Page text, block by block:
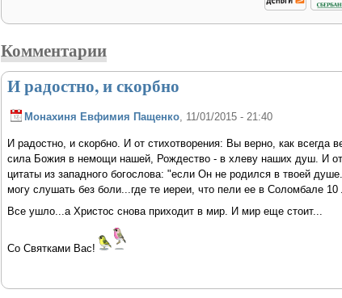
Комментарии
И радостно, и скорбно
Монахиня Евфимия Пащенко, 11/01/2015 - 21:40
И радостно, и скорбно. И от стихотворения: Вы верно, как всегда
сила Божия в немощи нашей, Рождество - в хлеву наших душ. И
цитаты из западного богослова: "если Он не родился в твоей
могу слушать без боли...где те иереи, что пели ее в Соломбале 10
Все ушло...а Христос снова приходит в мир. И мир еще стоит...
Со Святками Вас!